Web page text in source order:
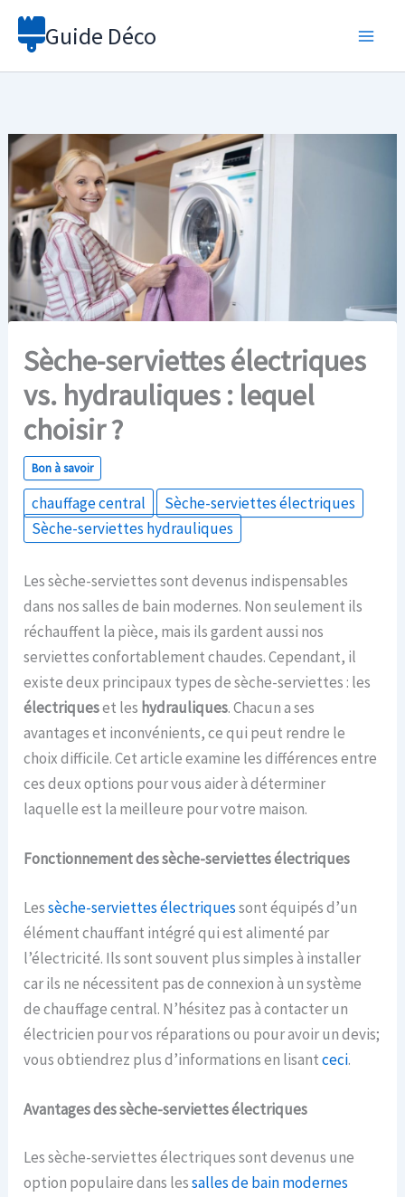
Aller
Guide Déco
Sèche-serviettes électriques
vs. hydrauliques : lequel
choisir ?
Bon à savoir
chauffage central
Sèche-serviettes électriques
Sèche-serviettes hydrauliques
Les sèche-serviettes sont devenus indispensables
dans nos salles de bain modernes. Non seulement ils
réchauffent la pièce, mais ils gardent aussi nos
serviettes confortablement chaudes. Cependant, il
existe deux principaux types de sèche-serviettes : les
électriqueset les hydrauliques. Chacun a ses
avantages et inconvénients, ce qui peut rendre le
choix difficile. Cet article examine les différences entre
ces deux options pour vous aider à déterminer
laquelle est la meilleure pour votre maison.
Fonctionnement des sèche-serviettes électriques
Lessèche-serviettes électriquessont équipés d’un
élément chauffant intégré qui est alimenté par
l’électricité. Ils sont souvent plus simples à installer
car ils ne nécessitent pas de connexion à un système
de chauffage central. N’hésitez pas à contacter un
électricien pour vos réparations ou pour avoir un devis;
vous obtiendrez plus d’informations en lisantceci.
Avantages des sèche-serviettes électriques
Les sèche-serviettes électriques sont devenus une
option populaire dans lessalles de bain modernes